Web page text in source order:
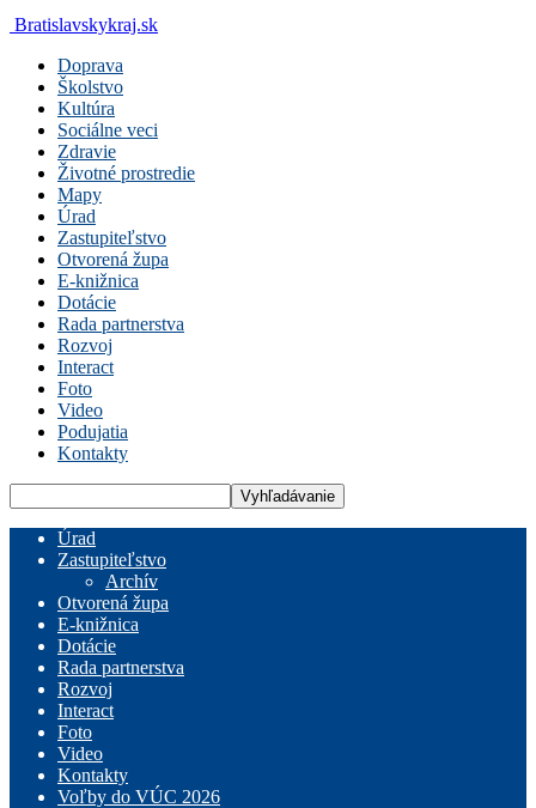
Bratislavskykraj.sk
Doprava
Školstvo
Kultúra
Sociálne veci
Zdravie
Životné prostredie
Mapy
Úrad
Zastupiteľstvo
Otvorená župa
E-knižnica
Dotácie
Rada partnerstva
Rozvoj
Interact
Foto
Video
Podujatia
Kontakty
Úrad
Zastupiteľstvo
Archív
Otvorená župa
E-knižnica
Dotácie
Rada partnerstva
Rozvoj
Interact
Foto
Video
Kontakty
Voľby do VÚC 2026